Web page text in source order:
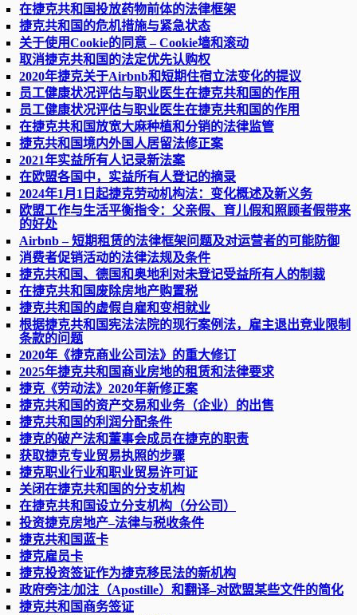
在捷克共和国投放药物前体的法律框架
捷克共和国的危机措施与紧急状态
关于使用Cookie的同意 – Cookie墙和滚动
取消捷克共和国的法定优先认购权
2020年捷克关于Airbnb和短期住宿立法变化的提议
员工健康状况评估与职业医生在捷克共和国的作用
员工健康状况评估与职业医生在捷克共和国的作用
在捷克共和国放宽大麻种植和分销的法律监管
捷克共和国境内外国人居留法修正案
2021年实益所有人记录新法案
在欧盟各国中，实益所有人登记的摘录
2024年1月1日起捷克劳动机构法：变化概述及新义务
欧盟工作与生活平衡指令：父亲假、育儿假和照顾者假带来
的好处
Airbnb – 短期租赁的法律框架问题及对运营者的可能防御
消费者促销活动的法律法规及条件
捷克共和国、德国和奥地利对未登记受益所有人的制裁
在捷克共和国废除房地产购置税
捷克共和国的虚假自雇和变相就业
根据捷克共和国宪法法院的现行案例法，雇主退出竞业限制
条款的问题
2020年《捷克商业公司法》的重大修订
2025年捷克共和国商业房地的租赁和法律要求
捷克《劳动法》2020年新修正案
捷克共和国的资产交易和业务（企业）的出售
捷克共和国的利润分配条件
捷克的破产法和董事会成员在捷克的职责
获取捷克专业贸易执照的步骤
捷克职业行业和职业贸易许可证
关闭在捷克共和国的分支机构
在捷克共和国设立分支机构（分公司）
投资捷克房地产–法律与税收条件
捷克共和国蓝卡
捷克雇员卡
捷克投资签证作为捷克移民法的新机构
政府旁注/加注（Apostille）和翻译–对欧盟某些文件的简化
捷克共和国商务签证